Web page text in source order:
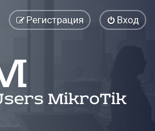
Вход
Регистрация